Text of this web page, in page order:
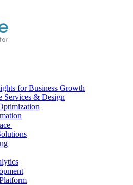
for Business Growth
Services & Design